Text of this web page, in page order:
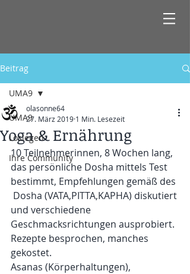
Beitrag
UMA9
Loslegen
Ihre Community
UMA9
Yoga & Ernährung
olasonne64
27. März 2019 1 Min. Lesezeit
10 Teilnehmerinnen, 8 Wochen lang,
das persönliche Dosha mittels Test
bestimmt, Empfehlungen gemäß des
Dosha (VATA,PITTA,KAPHA) diskutiert
und verschiedene
Geschmacksrichtungen ausprobiert.
Rezepte besprochen, manches
gekostet.
Asanas (Körperhaltungen),